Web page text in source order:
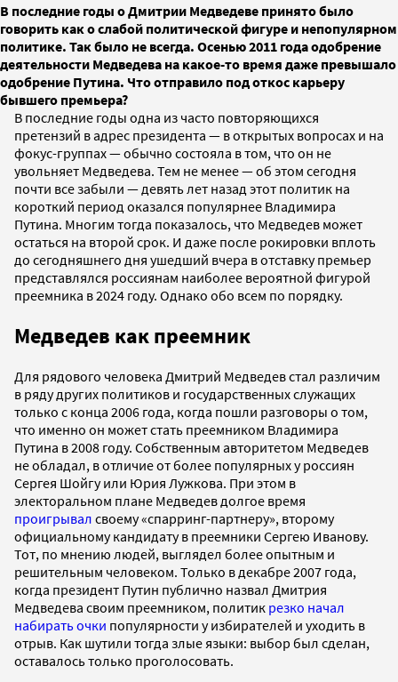
В последние годы о Дмитрии Медведеве принято было
говорить как о слабой политической фигуре и непопулярном
политике. Так было не всегда. Осенью 2011 года одобрение
деятельности Медведева на какое-то время даже превышало
одобрение Путина. Что отправило под откос карьеру
бывшего премьера?
В последние годы одна из часто повторяющихся
претензий в адрес президента — в открытых вопросах и на
фокус-группах — обычно состояла в том, что он не
увольняет Медведева. Тем не менее — об этом сегодня
почти все забыли — девять лет назад этот политик на
короткий период оказался популярнее Владимира
Путина. Многим тогда показалось, что Медведев может
остаться на второй срок. И даже после рокировки вплоть
до сегодняшнего дня ушедший вчера в отставку премьер
представлялся россиянам наиболее вероятной фигурой
преемника в 2024 году. Однако обо всем по порядку.
Медведев как преемник
Для рядового человека Дмитрий Медведев стал различим
в ряду других политиков и государственных служащих
только с конца 2006 года, когда пошли разговоры о том,
что именно он может стать преемником Владимира
Путина в 2008 году. Собственным авторитетом Медведев
не обладал, в отличие от более популярных у россиян
Сергея Шойгу или Юрия Лужкова. При этом в
электоральном плане Медведев долгое время
проигрывал своему «спарринг-партнеру», второму
официальному кандидату в преемники Сергею Иванову.
Тот, по мнению людей, выглядел более опытным и
решительным человеком. Только в декабре 2007 года,
когда президент Путин публично назвал Дмитрия
Медведева своим преемником, политик резко начал
набирать очки популярности у избирателей и уходить в
отрыв. Как шутили тогда злые языки: выбор был сделан,
оставалось только проголосовать.